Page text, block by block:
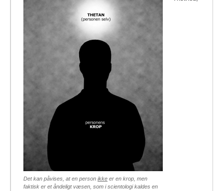
Det kan påvises, at en person ikke er en krop, men
faktisk er et åndeligt væsen, som i scientologi kaldes en